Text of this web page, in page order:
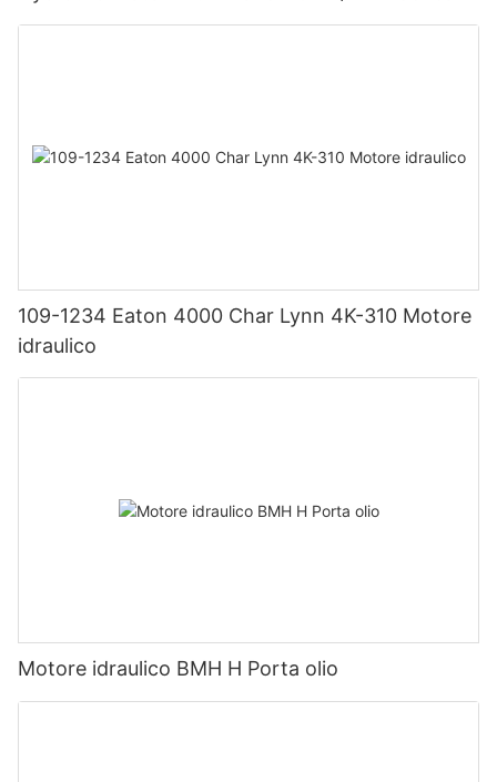
109-1234 Eaton 4000 Char Lynn 4K-310 Motore
idraulico
Motore idraulico BMH H Porta olio